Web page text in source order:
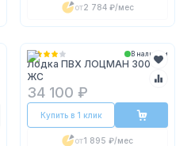
от2 784 ₽/мес
В наличии
Лодка ПВХ ЛОЦМАН 300
ЖС
34 100 ₽
Купить в 1 клик
от1 895 ₽/мес